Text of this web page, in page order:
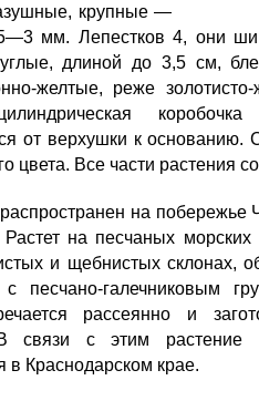
крупные —
мм. Ле­пестков 4, они
длиной до 3,5 см,
желтые, реже
от верхуш­ки к основанию.
цвета. Все части растения
на
на песчаных мор­ских
и щебнистых склонах,
песчано-галечниковым
рассеянно и
связи с этим рас­тение
в Краснодарском крае.